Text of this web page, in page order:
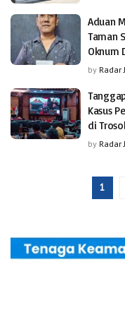
Aduan
Taman
Oknum
by Radar
Kasus
di
by Radar
1